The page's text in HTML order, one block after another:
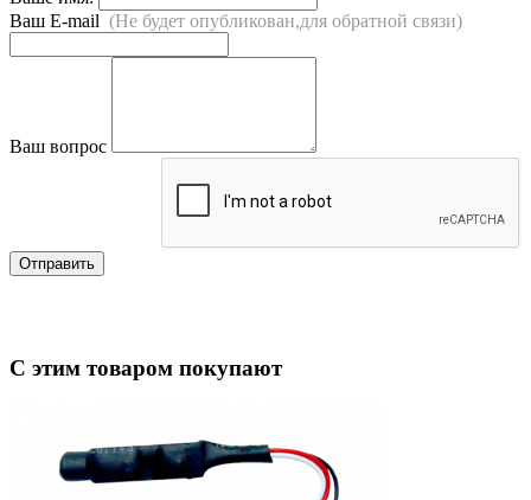
Ваш E-mail (Не будет опубликован,для обратной связи)
Ваш вопрос
Отправить
С этим товаром покупают